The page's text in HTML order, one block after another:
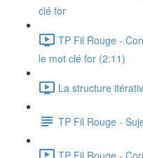
clé for
TP Fil Rouge -
le mot clé for (2:11)
La structure
TP Fil Rouge -
TP Fil Rouge -